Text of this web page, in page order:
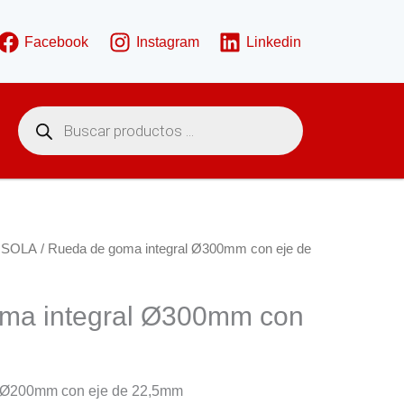
Facebook Instagram Linkedin
B
ú
s
e
e
p
u
c
/ Rueda de goma integral Ø300mm con eje de
integral Ø300mm con
con eje de 22,5mm